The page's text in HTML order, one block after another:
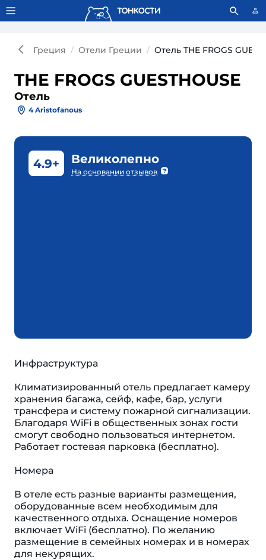
Тонкости используют сookie-файлы. Что это значит?
Греция Отели Греции Отель THE FROGS
THE FROGS GUESTHOUSE
Отель
4 Aristofanous
4.9+ Великолепно
На основании отзывов
Инфраструктура
Климатизированный отель предлагает камеру
хранения багажа, сейф, кафе, бар, услуги
трансфера и систему пожарной сигнализации.
Благодаря WiFi в общественных зонах гости
смогут свободно пользоваться интернетом.
Работает гостевая парковка (бесплатно).
Номера
В отеле есть разные варианты размещения,
оборудованные всем необходимым для
качественного отдыха. Оснащение номеров
включает WiFi (бесплатно). По желанию
размещение в семейных номерах и в номерах
для некурящих.